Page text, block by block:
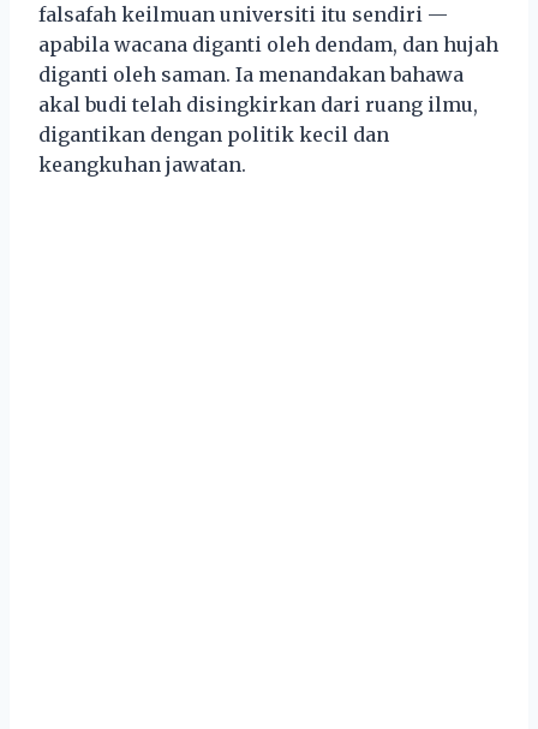
falsafah keilmuan universiti itu sendiri —
apabila wacana diganti oleh dendam, dan hujah
diganti oleh saman. Ia menandakan bahawa
akal budi telah disingkirkan dari ruang ilmu,
digantikan dengan politik kecil dan
keangkuhan jawatan.